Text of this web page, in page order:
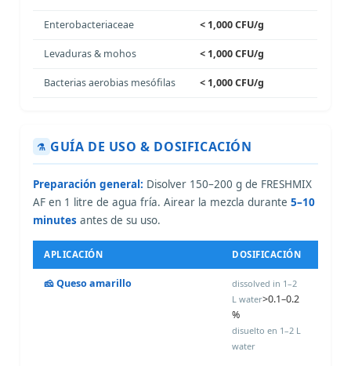
Enterobacteriaceae < 1,000 CFU/g
Levaduras & mohos < 1,000 CFU/g
Bacterias aerobias mesófilas < 1,000 CFU/g
⚗️ GUÍA DE USO & DOSIFICACIÓN
Preparación general: Disolver 150–200 g de FRESHMIX
AF en 1 litre de agua fría. Airear la mezcla durante5–10
minutes antes de su uso.
APLICACIÓN DOSIFICACIÓN
🧀 Queso amarillo
dissolved in 1–2
L water>0.1–0.2
%
disuelto en 1–2 L
water